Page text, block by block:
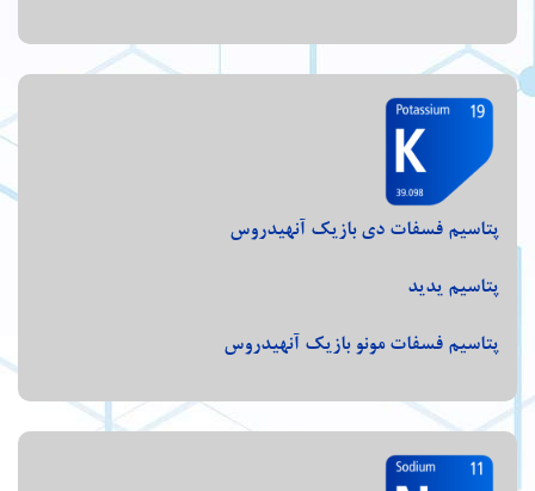
پتاسیم فسفات دی بازیک آنهیدروس
پتاسیم یدید
پتاسیم فسفات مونو بازیک آنهیدروس